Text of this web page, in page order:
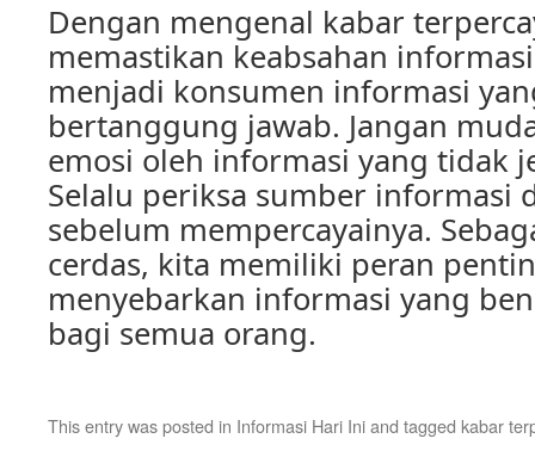
Dengan mengenal kabar
memastikan keabsahan
menjadi konsumen informasi
bertanggung jawab. Jangan
emosi oleh informasi yang tidak
Selalu periksa sumber informasi
sebelum mempercayainya.
cerdas, kita memiliki peran
menyebarkan informasi yang
bagi semua orang.
This entry was posted in Informasi Hari Iniand tagged kabar